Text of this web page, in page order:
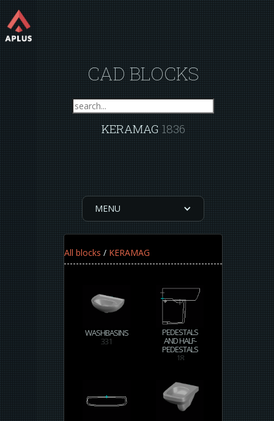
CAD BLOCKS
KERAMAG1836
MENU
All blocks / KERAMAG
WASHBASINS
331
PEDESTALS
AND HALF-
PEDESTALS
18